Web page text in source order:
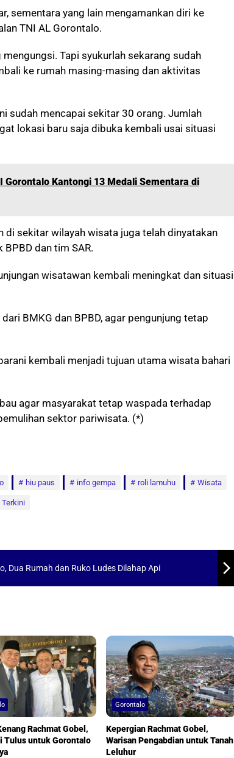
sementara yang lain mengamankan diri ke
TNI AL Gorontalo.
Tapi syukurlah sekarang sudah
ke rumah masing-masing dan aktivitas
sudah mencapai sekitar 30 orang. Jumlah
lokasi baru saja dibuka kembali usai situasi
Gorontalo Kantongi 13 Medali Sementara di
sekitar wilayah wisata juga telah dinyatakan
dan tim SAR.
wisatawan kembali meningkat dan situasi
BMKG dan BPBD, agar pengunjung tetap
kembali menjadi tujuan utama wisata bahari
agar masyarakat tetap waspada terhadap
sektor pariwisata. (*)
hiu paus info gempa roli lamuhu Wisata
Terkini
Dua Rumah dan Ruko Ludes Dilahap Api
Rachmat Gobel,
Tulus untuk Gorontalo
Gorontalo
Kepergian Rachmat Gobel,
Warisan Pengabdian untuk Tanah
Leluhur